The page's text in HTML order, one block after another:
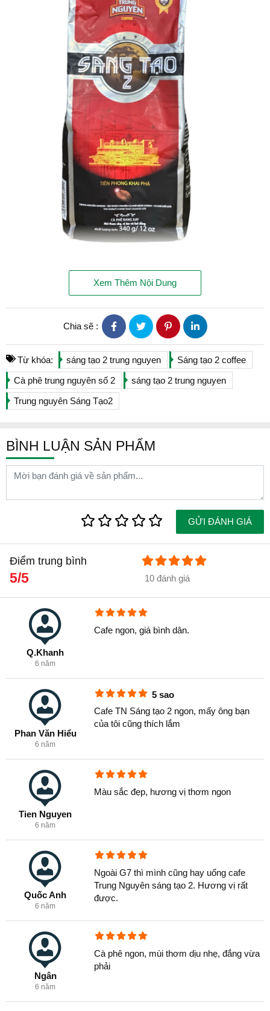
Cà phê Sáng Tạo 2 là nơi khởi nguồn các sáng tạo
mới. Với lòng đam mê sống chết với cà phê, Trung
Nguyên tạo ra loại cà phê đặc biệt nhất thế giới,
đem đến những ý tưởng đột phá giúp bạn thành
công hơn trong cuộc sống. Sự kết hợp cà phê
Robusta và Arabica xanh, sạch, thuần khiết từ vùng
đất bazan nên tạo hương thơm quyến rũ, vị dịu nhẹ.
Bao bì của cà phê Sáng Tạo 2 là hình ảnh đầu máy
xe lửa đầu tiên để tạo nên những những con tàu
sự sáng tạo, có thể làm thay đổi, tạo ra những
bước ngoặt trong lịch sử nhân loại.
Sáng tạo 2 có thể dùng để tặng những người yêu và
Cafe Trung Nguyên Sáng tạo 1 Bịch 340gam
☕ Thông tin chi tiết
Khối lượng: Bịch 340gam. Thùng 30 bịch( 10.2Kg)
Loại: Cà phê pha phin
Nhãn hiệu: Trung Nguyên
Xem Thêm Nội Dung
Chia sẽ :
Từ khóa: sáng tạo 2 trung nguyen
Sáng tạo 2 coffee
Cà phê trung nguyên số 2
sáng tạo 2 trung nguyen
Trung nguyên Sáng Tạo2
BÌNH LUẬN SẢN PHẨM
GỬI ĐÁNH GIÁ
Điểm trung bình
5/5 10 đánh giá
Q.Khanh
6 năm
Cafe ngon, giá bình dân.
Phan Văn Hiểu
6 năm
5 sao
Cafe TN Sáng tạo 2 ngon, mấy ông bạn
của tôi cũng thích lắm
Tien Nguyen
6 năm
Màu sắc đẹp, hương vị thơm ngon
Quốc Anh
6 năm
Ngoài G7 thì mình cũng hay uống cafe
Trung Nguyên sáng tạo 2. Hương vị rất
được.
Ngân
6 năm
Cà phê ngon, mùi thơm dịu nhẹ, đắng vừa
phải